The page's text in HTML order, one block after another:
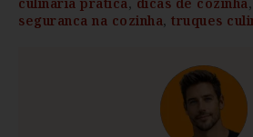
seguranca na cozinha, truques